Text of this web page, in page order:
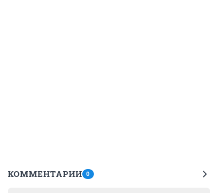
КОММЕНТАРИИ 0